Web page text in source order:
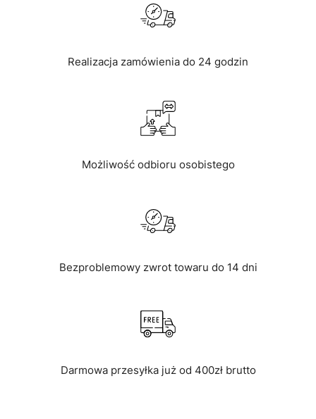
Realizacja zamówienia do 24 godzin
Możliwość odbioru osobistego
Bezproblemowy zwrot towaru do 14 dni
Darmowa przesyłka już od 400zł brutto